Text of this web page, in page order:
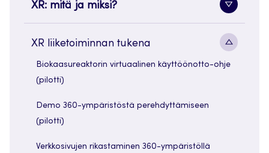
XR: mitä ja miksi?
painike
XR liiketoiminnan tukena
Biokaasureaktorin virtuaalinen käyttöönotto-ohje
(pilotti)
Demo 360-ympäristöstä perehdyttämiseen
(pilotti)
Verkkosivujen rikastaminen 360-ympäristöllä